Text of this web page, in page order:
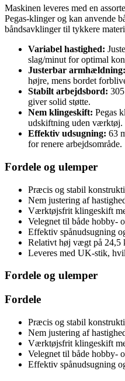
Maskinen leveres med en
Pegas-klinger og kan anvende
båndsavklinger til tykkere
Variabel hastighed:
slag/minut for optimal
Justerbar armhældning:
højre, mens bordet
Stabilt arbejdsbord:
giver solid støtte.
Nem klingeskift: Pegas
udskiftning uden værktøj.
Effektiv udsugning: 63
for renere arbejdsområde.
Fordele og ulemper
Præcis og stabil
Nem justering af
Værktøjsfrit klingeskift
Velegnet til både hobby-
Effektiv spånudsugning
Relativt høj vægt på 24,5
Leveres med UK-stik,
Fordele og ulemper
Fordele
Præcis og stabil
Nem justering af
Værktøjsfrit klingeskift
Velegnet til både hobby-
Effektiv spånudsugning